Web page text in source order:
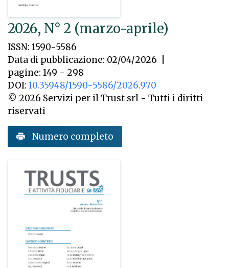
2026, N° 2 (marzo-aprile)
ISSN: 1590-5586
Data di pubblicazione: 02/04/2026
pagine: 149 - 298
DOI: 10.35948/1590-5586/2026.970
© 2026 Servizi per il Trust srl - Tutti i diritti
riservati
Numero completo